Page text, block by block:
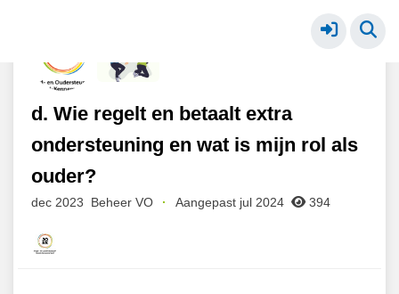
d. Wie regelt en betaalt extra
ondersteuning en wat is mijn rol als
ouder?
dec 2023 Beheer VO · Aangepast jul 2024 394